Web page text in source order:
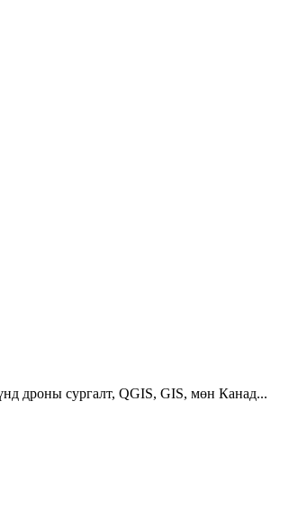
дроны сургалт, QGIS, GIS, мөн Канад...